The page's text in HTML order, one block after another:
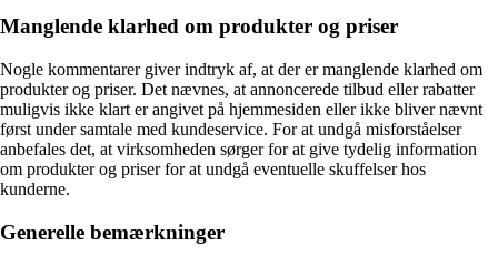
Manglende klarhed om produkter og priser
Nogle kommentarer giver indtryk af, at der er manglende klarhed om
produkter og priser. Det nævnes, at annoncerede tilbud eller rabatter
muligvis ikke klart er angivet på hjemmesiden eller ikke bliver nævnt
først under samtale med kundeservice. For at undgå misforståelser
anbefales det, at virksomheden sørger for at give tydelig information
om produkter og priser for at undgå eventuelle skuffelser hos
kunderne.
Generelle bemærkninger